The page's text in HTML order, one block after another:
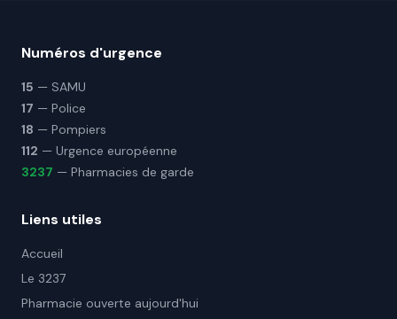
Numéros d'urgence
15 — SAMU
17 — Police
18 — Pompiers
112 — Urgence européenne
3237 — Pharmacies de garde
Liens utiles
Accueil
Le 3237
Pharmacie ouverte aujourd'hui